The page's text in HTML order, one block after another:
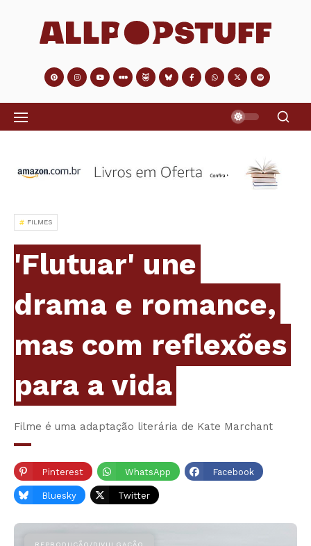
FILMES
'Flutuar' une
drama e romance,
mas com reflexões
para a vida
Filme é uma adaptação literária de Kate Marchant
Pinterest WhatsApp Facebook
Bluesky Twitter